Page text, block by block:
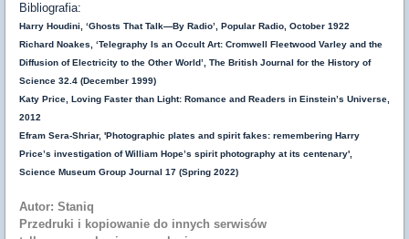
Bibliografia:
Harry Houdini, ‘Ghosts That Talk—By Radio’, Popular Radio, October 1922
Richard Noakes, ‘Telegraphy Is an Occult Art: Cromwell Fleetwood Varley and the
Diffusion of Electricity to the Other World’, The British Journal for the History of
Science 32.4 (December 1999)
Katy Price, Loving Faster than Light: Romance and Readers in Einstein’s Universe,
2012
Efram Sera-Shriar, 'Photographic plates and spirit fakes: remembering Harry
Price’s investigation of William Hope’s spirit photography at its centenary',
Science Museum Group Journal 17 (Spring 2022)
Autor: Staniq
Przedruki i kopiowanie do innych serwisów